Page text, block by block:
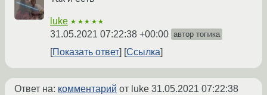
luke ★★★★★
31.05.2021 07:22:38 +00:00 автор топика
Показать ответ Ссылка
Ответ на: комментарий от luke 31.05.2021 07:22:38